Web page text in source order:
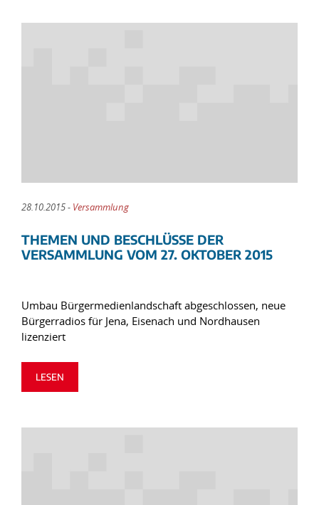
28.10.2015 - Versammlung
THEMEN UND BESCHLÜSSE DER
VERSAMMLUNG VOM 27. OKTOBER 2015
Umbau Bürgermedienlandschaft abgeschlossen, neue
Bürgerradios für Jena, Eisenach und Nordhausen
lizenziert
LESEN